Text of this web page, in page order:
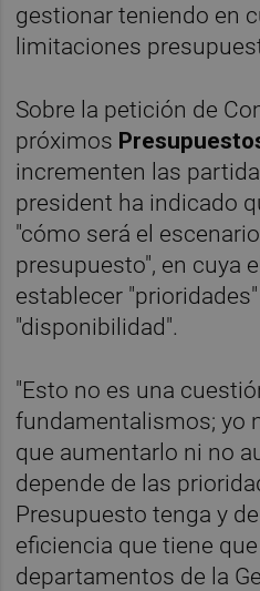
gestionar teniendo en
limitaciones
Sobre la petición de
próximos
incrementen las
president ha indicado
"cómo será el
presupuesto", en cuya
establecer
"disponibilidad".
"Esto no es una
fundamentalismos; yo
que aumentarlo ni no
depende de las
Presupuesto tenga y
eficiencia que tiene
departamentos de la